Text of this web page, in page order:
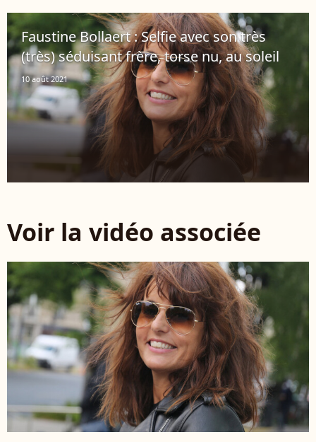
Faustine Bollaert : Selfie avec son très
(très) séduisant frère, torse nu, au soleil
10 août 2021
Voir la vidéo associée